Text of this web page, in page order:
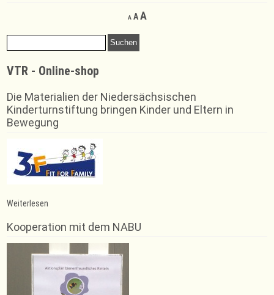
A
Decrease
font
AReset
font
size.
AIncrease
Suchen
nach:
VTR - Online-shop
Die Materialien der Niedersächsischen
Kinderturnstiftung bringen Kinder und Eltern in
Bewegung
Weiterlesen
gegen
den
SC
Soest
Kooperation mit dem NABU